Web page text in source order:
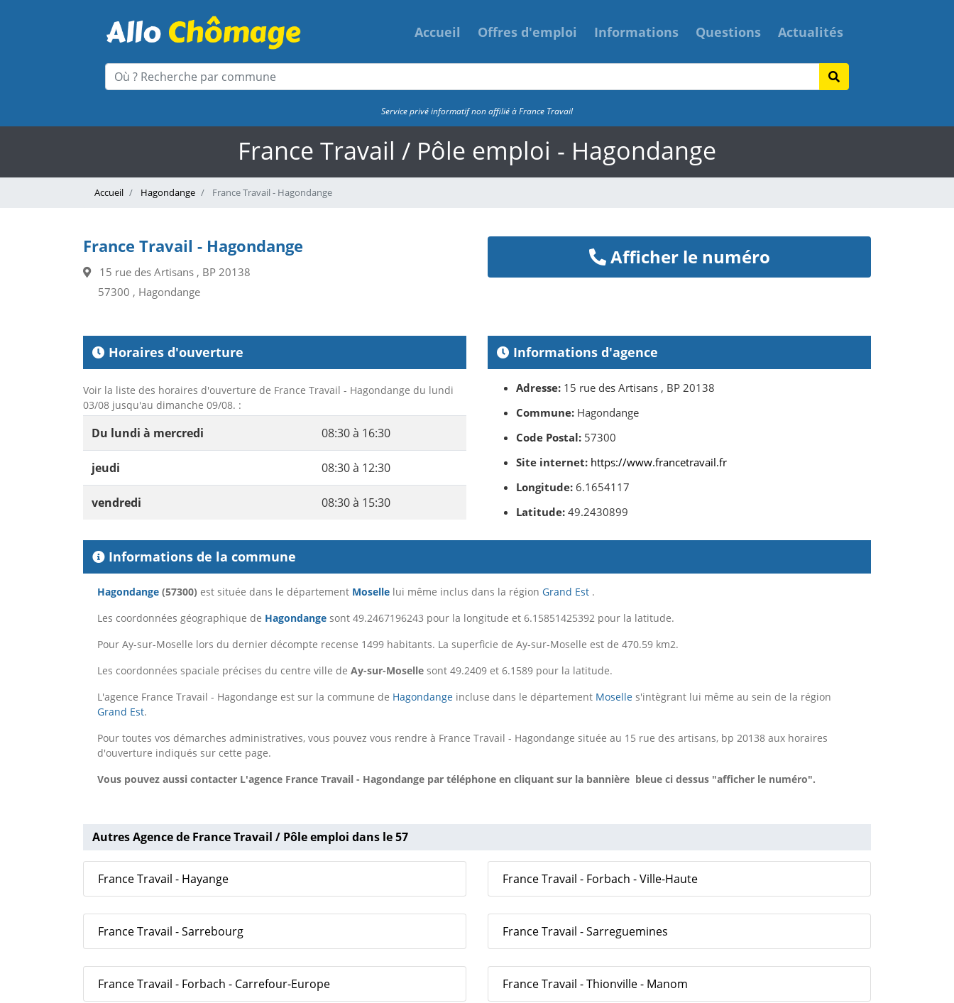
Accueil Offres d'emploi Informations Questions Actualités
Service privé informatif non affilié à France Travail
France Travail / Pôle emploi - Hagondange
Accueil Hagondange France Travail - Hagondange
France Travail - Hagondange
15 rue des Artisans , BP 20138
57300 , Hagondange
Afficher le numéro
Horaires d'ouverture
Voir la liste des horaires d'ouverture de France Travail - Hagondange du lundi
03/08 jusqu'au dimanche 09/08. :
Du lundi à mercredi 08:30 à 16:30
jeudi 08:30 à 12:30
vendredi 08:30 à 15:30
Informations d'agence
Adresse: 15 rue des Artisans , BP 20138
Commune: Hagondange
Code Postal: 57300
Site internet: https://www.francetravail.fr
Longitude: 6.1654117
Latitude: 49.2430899
Informations de la commune
Hagondange (57300) est située dans le département Moselle lui même inclus dans la région Grand Est .
Les coordonnées géographique de Hagondange sont 49.2467196243 pour la longitude et 6.15851425392 pour la latitude.
Pour Ay-sur-Moselle lors du dernier décompte recense 1499 habitants. La superficie de Ay-sur-Moselle est de 470.59 km2.
Les coordonnées spaciale précises du centre ville de Ay-sur-Moselle sont 49.2409 et 6.1589 pour la latitude.
L'agence France Travail - Hagondange est sur la commune de Hagondange incluse dans le département Moselle s'intègrant lui même au sein de la région
Grand Est.
Pour toutes vos démarches administratives, vous pouvez vous rendre à France Travail - Hagondange située au 15 rue des artisans, bp 20138 aux horaires
d'ouverture indiqués sur cette page.
Vous pouvez aussi contacter L'agence France Travail - Hagondange par téléphone en cliquant sur la bannière bleue ci dessus "afficher le numéro".
Autres Agence de France Travail / Pôle emploi dans le 57
France Travail - Hayange France Travail - Forbach - Ville-Haute
France Travail - Sarrebourg France Travail - Sarreguemines
France Travail - Forbach - Carrefour-Europe France Travail - Thionville - Manom